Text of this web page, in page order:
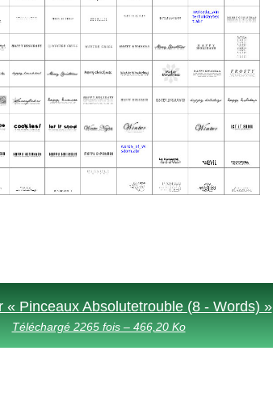
« Pinceaux Absolutetrouble (8 - Words) »
Téléchargé 2265 fois – 466,20 Ko